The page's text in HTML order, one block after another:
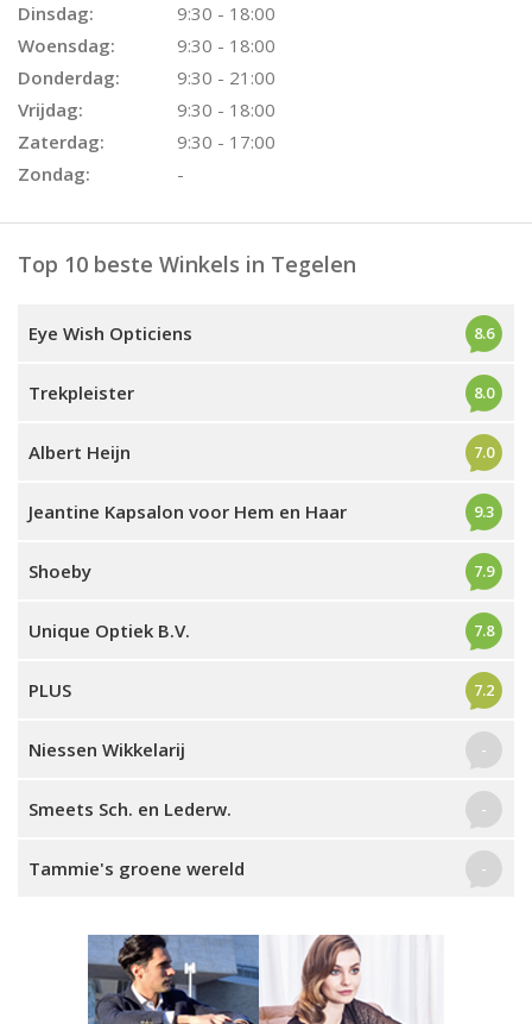
Dinsdag:
9:30 - 18:00
Woensdag:
9:30 - 18:00
Donderdag:
9:30 - 21:00
Vrijdag:
9:30 - 18:00
Zaterdag:
9:30 - 17:00
Zondag:
-
Top 10 beste Winkels in Tegelen
Eye Wish Opticiens 8.6
Trekpleister 8.0
Albert Heijn 7.0
Jeantine Kapsalon voor Hem en Haar 9.3
Shoeby 7.9
Unique Optiek B.V. 7.8
PLUS 7.2
Niessen Wikkelarij -
Smeets Sch. en Lederw. -
Tammie's groene wereld -